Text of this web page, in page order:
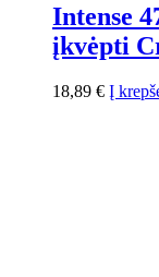
Intense
įkvėpti
18,89 € Į